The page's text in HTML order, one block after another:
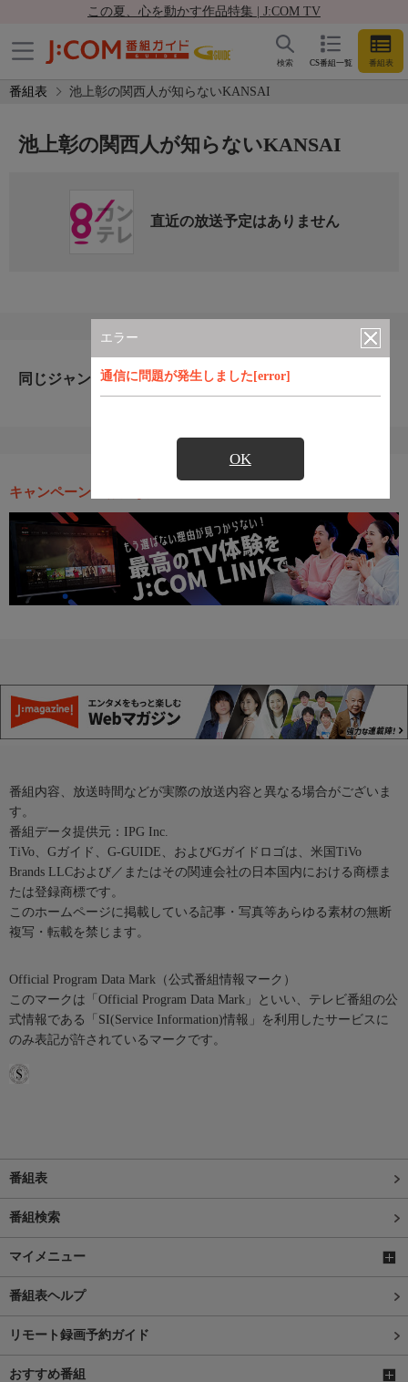
この夏、心を動かす作品特集 | J:COM TV
CS番組一覧 番組表
検索
番組表 池上彰の関西人が知らないKANSAI
エラー
通信に問題が発生しました[error]
OK
池上彰の関西人が知らないKANSAI
直近の放送予定はありません
同じジャンルのおすすめ番組
キャンペーン・お得な情報
番組内容、放送時間などが実際の放送内容と異なる場合がございま
す。
番組データ提供元：IPG Inc.
TiVo、Gガイド、G-GUIDE、およびGガイドロゴは、米国TiVo
Brands LLCおよび／またはその関連会社の日本国内における商標ま
たは登録商標です。
このホームページに掲載している記事・写真等あらゆる素材の無断
複写・転載を禁じます。
Official Program Data Mark（公式番組情報マーク）
このマークは「Official Program Data Mark」といい、テレビ番組の公
式情報である「SI(Service Information)情報」を利用したサービスに
のみ表記が許されているマークです。
番組表
番組検索
マイメニュー
番組表ヘルプ
リモート録画予約ガイド
おすすめ番組